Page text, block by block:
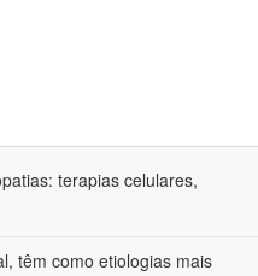
terapias celulares,
têm como etiologias mais